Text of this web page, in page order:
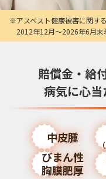
アスベスト健康被害に関す
2012年12月〜2026年6月末
賠償金・給
病気に心当
中皮腫
びまん性
胸膜肥厚